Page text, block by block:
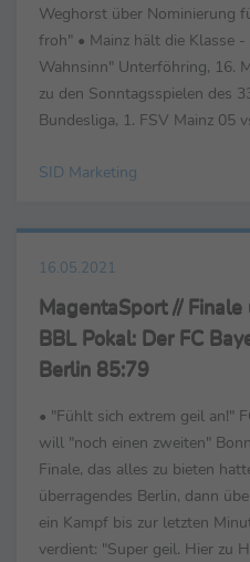
Weghorst über Nominierung
froh" • Mainz hält die Klasse -
Wahnsinn" Unterföhring, 16.
zu den Sonntagsspielen des
Bundesliga, 1. FSV Mainz 05
SID Marketing
16.05.2021
MagentaSport //
BBL Pokal: Der FC
Berlin 85:79
• "Fühlt sich extrem geil an!"
will "noch einen zweiten"
Finale, das alles zu bieten
überragendes Berlin, dann
ein Kampf bis zur letzten
verdient: "Super geil. Hier zu